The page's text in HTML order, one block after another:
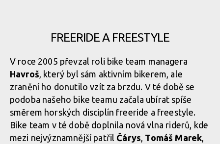
Richard Gasperotti
Richard Gasperotti
Richard Gasperotti
FREERIDE A FREESTYLE
V roce 2005 převzal roli bike team managera
Havroš, který byl sám aktivním bikerem, ale
zranění ho donutilo vzít za brzdu. V té době se
podoba našeho bike teamu začala ubírat spíše
směrem horských disciplín freeride a freestyle.
Bike team v té době doplnila nová vlna riderů, kde
mezi nejvýznamnější patřil Čárys, Tomáš Marek,